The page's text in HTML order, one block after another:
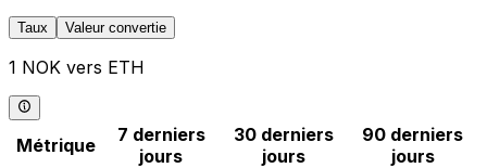
Taux Valeur convertie
1 NOK vers ETH
Métrique
7 derniers
jours
30 derniers
jours
90 derniers
jours